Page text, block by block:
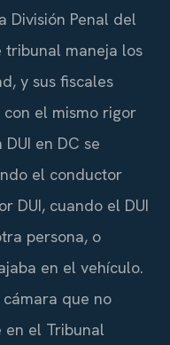
División Penal del
tribunal maneja los
y sus fiscales
el mismo rigor
en DC se
el conductor
DUI, cuando el DUI
persona, o
en el vehículo.
que no
en el Tribunal